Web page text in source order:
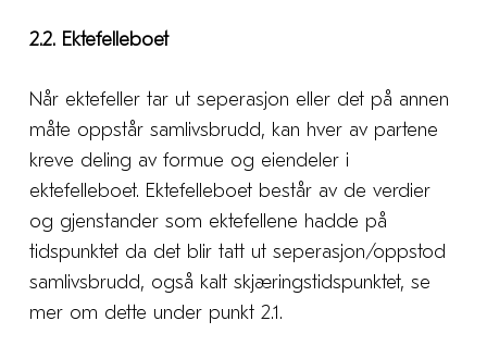
2.2. Ektefelleboet
Når ektefeller tar ut seperasjon eller det på annen
måte oppstår samlivsbrudd, kan hver av partene
kreve deling av formue og eiendeler i
ektefelleboet. Ektefelleboet består av de verdier
og gjenstander som ektefellene hadde på
tidspunktet da det blir tatt ut seperasjon/oppstod
samlivsbrudd, også kalt skjæringstidspunktet, se
mer om dette under punkt 2.1.